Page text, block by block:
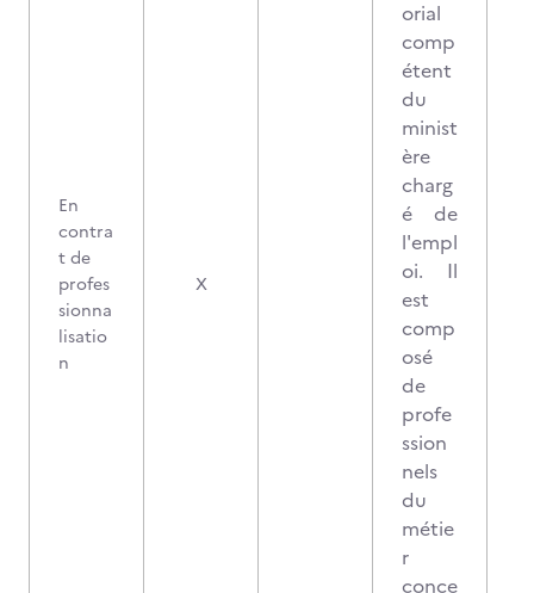
En
contra
t de
profes
sionna
lisatio
n
X
orial
comp
étent
du
minist
ère
charg
é de
l'empl
oi. Il
est
comp
osé
de
profe
ssion
nels
du
métie
r
conce